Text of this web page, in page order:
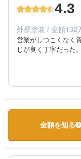
60代/男性/一戸建て
築年数：18年
4.3
外壁塗装 / 金額132
営業がしつこくなく
じが良く丁寧だった。
担当者
60代/男性/一戸建て
築年数：18年
金額を知る